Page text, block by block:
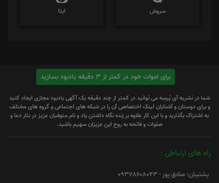
سروش ایتا
برای اموات خود در کمتر از 3 دقیقه یادبود بسازید
شما در نشریه آی پُرسِه می توانید در کمتر از چند دقیقه یک آگهی یادبود مجازی ایجاد کنید
و برای دوستان و آشنایان لینک اختصاصی آن را در شبکه های اجتماعی و گروه های مختلف
به اشتراک بگذارید و با این کار علاوه بر زنده نگاه داشتن یاد و نام متوفیان عزیز در نثار دعا و
صلوات و فاتحه به روح این عزیزان سهیم باشید.
راه های ارتباطی :
پشتیبان: صادق پور - 09378608043